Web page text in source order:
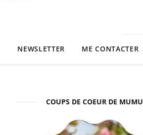
NEWSLETTER ME CONTACTER
COUPS DE COEUR DE MUMU